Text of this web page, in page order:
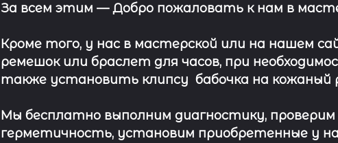
За всем этим —Добро пожаловать к нам в
Кроме того, у нас в мастерской или на нашем
ремешокилибраслет для часов, при
также установить клипсу бабочка на кожаный
Мы бесплатно выполним диагностику,
герметичность, установим приобретенные у